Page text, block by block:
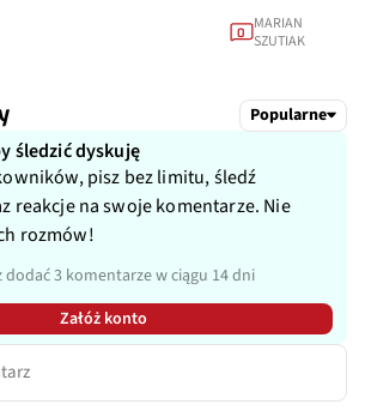
0 MARIAN
SZUTIAK
Popularne
śledzić dyskuję
pisz bez limitu, śledź
reakcje na swoje komentarze. Nie
rozmów!
dodać 3 komentarze w ciągu 14 dni
Załóż konto